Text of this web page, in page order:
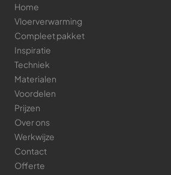
Home
Vloerverwarming
Compleet pakket
Inspiratie
Techniek
Materialen
Voordelen
Prijzen
Over ons
Werkwijze
Contact
Offerte